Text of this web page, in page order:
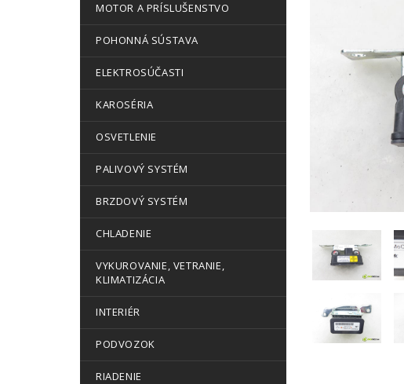
MOTOR A PRÍSLUŠENSTVO
POHONNÁ SÚSTAVA
ELEKTROSÚČASTI
KAROSÉRIA
OSVETLENIE
PALIVOVÝ SYSTÉM
BRZDOVÝ SYSTÉM
CHLADENIE
VYKUROVANIE, VETRANIE,
KLIMATIZÁCIA
INTERIÉR
PODVOZOK
RIADENIE